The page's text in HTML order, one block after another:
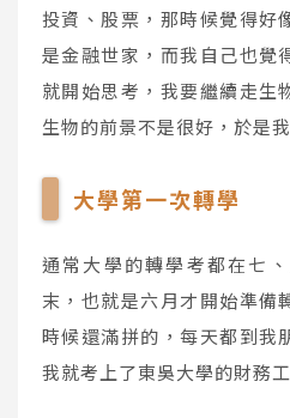
投資、股票，那時候覺得好
是金融世家，而我自己也覺
就開始思考，我要繼續走生
生物的前景不是很好，於是
大學第一次轉學
通常大學的轉學考都在七
末，也就是六月才開始準備
時候還滿拼的，每天都到我
我就考上了東吳大學的財務